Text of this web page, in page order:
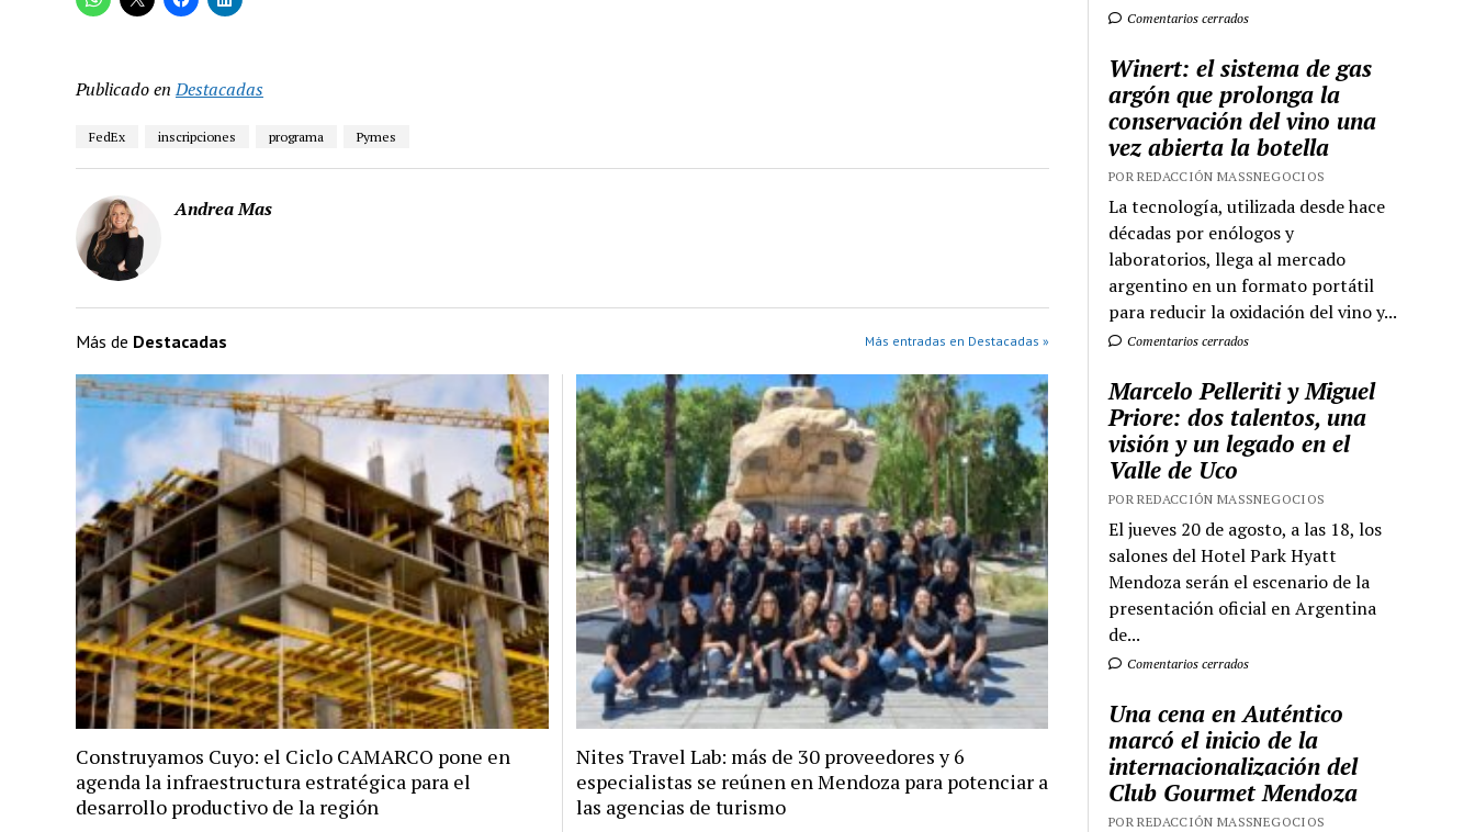
Publicado en Destacadas
FedEx inscripciones programa Pymes
Andrea Mas
Más de Destacadas Más entradas en Destacadas »
Construyamos Cuyo: el Ciclo CAMARCO pone en
agenda la infraestructura estratégica para el
desarrollo productivo de la región
Nites Travel Lab: más de 30 proveedores y 6
especialistas se reúnen en Mendoza para potenciar a
las agencias de turismo
Comentarios cerrados
Winert: el sistema de gas
argón que prolonga la
conservación del vino una
vez abierta la botella
POR REDACCIÓN MASSNEGOCIOS
La tecnología, utilizada desde hace
décadas por enólogos y
laboratorios, llega al mercado
argentino en un formato portátil
para reducir la oxidación del vino y...
Comentarios cerrados
Marcelo Pelleriti y Miguel
Priore: dos talentos, una
visión y un legado en el
Valle de Uco
POR REDACCIÓN MASSNEGOCIOS
El jueves 20 de agosto, a las 18, los
salones del Hotel Park Hyatt
Mendoza serán el escenario de la
presentación oficial en Argentina
de...
Comentarios cerrados
Una cena en Auténtico
marcó el inicio de la
internacionalización del
Club Gourmet Mendoza
POR REDACCIÓN MASSNEGOCIOS